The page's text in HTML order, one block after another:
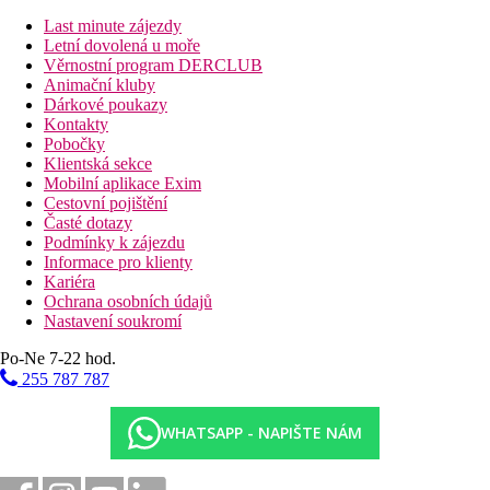
panoramatický bar
barbecue bar
bar u bazénu
maurská kavárna (za poplatek)
Wi-Fi na recepci (zdarma)
minimarket
obchod se suvenýry
trezor na recepci (za poplatek)
2 bazény, z toho1 termální (lehátka a slunečníky zdarma,
osušky oproti kauci)
dětské hřiště
miniklub
dětský bazén
diskotéka
konferenční místnost
vnitřní termální bazén
Popis pláže
písčitá s jemným pískem
osušky oproti kauci
matrace za poplatek
Sportovní aktivity zdarma
Last minute zájezdy
Letní dovolená u moře
Věrnostní program DERCLUB
Animační kluby
Dárkové poukazy
Kontakty
Pobočky
Klientská sekce
Mobilní aplikace Exim
Cestovní pojištění
Časté dotazy
Podmínky k zájezdu
Informace pro klienty
Kariéra
Ochrana osobních údajů
Nastavení soukromí
Po-Ne 7-22 hod.
255 787 787
WHATSAPP - NAPIŠTE NÁM